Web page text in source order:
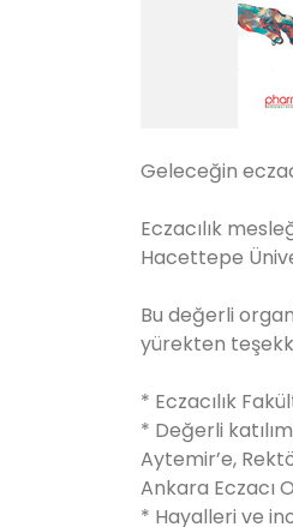
Geleceğin
Eczacılık
Hacettepe
Bu değerli
yürekten
* Eczacılık
* Değerli
Aytemir’e,
Ankara Eczacı
* Hayalleri ve